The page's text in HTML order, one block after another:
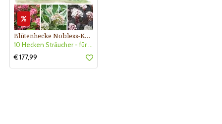
Blütenhecke Nobless-Kollektion Nr. 402
10 Hecken Sträucher - für 10 lfm Blütenhecke - Blühend März - Oktober
€ 177,99